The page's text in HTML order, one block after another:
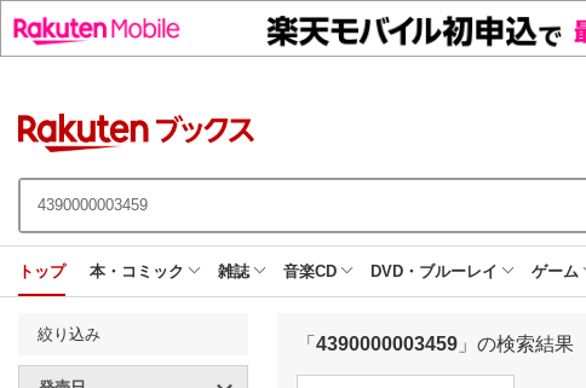
トップ 本・コミック 雑誌 音楽CD DVD・ブルーレイ ゲーム
絞り込み 「 4390000003459 」の検索結果